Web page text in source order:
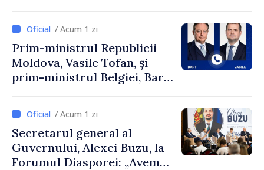
/ Acum 1 zi
Prim-ministrul Republicii
Moldova, Vasile Tofan, și
prim-ministrul Belgiei, Bart
despre parcursul european
al Republicii Moldova.
/ Acum 1 zi
Secretarul general al
Guvernului, Alexei Buzu, la
Forumul Diasporei: „Avem